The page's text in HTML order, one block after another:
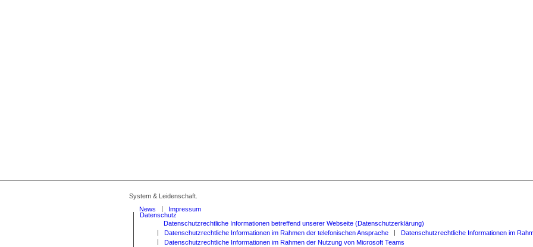
System & Leidenschaft.
News
Impressum
Datenschutz
Datenschutzrechtliche Informationen betreffend unserer Webseite (Datenschutzerklärung)
Datenschutzrechtliche Informationen im Rahmen der telefonischen Ansprache
Datenschutzrechtliche Informationen im
Datenschutzrechtliche Informationen im Rahmen der Nutzung von Microsoft Teams